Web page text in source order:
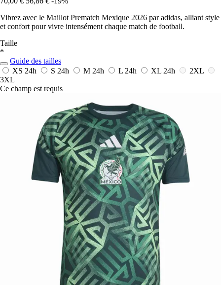
Vibrez avec le Maillot Prematch Mexique 2026 par adidas, alliant style
et confort pour vivre intensément chaque match de football.
Taille
*
Guide des tailles
XS 24h S 24h M 24h L 24h XL 24h
2XL
3XL
Ce champ est requis